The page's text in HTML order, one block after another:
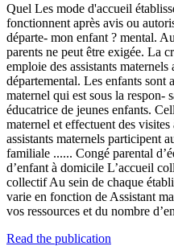
Quel Les mode d'accueil
fonctionnent après avis ou
départe- mon enfant ? mental.
parents ne peut être exigée. La
emploie des assistants
départemental. Les enfants sont
maternel qui est sous la respon-
éducatrice de jeunes enfants.
maternel et effectuent des
assistants maternels participent
familiale ...... Congé parental
d’enfant à domicile L’accueil
collectif Au sein de chaque
varie en fonction de Assistant
vos ressources et du nombre
Read the publication